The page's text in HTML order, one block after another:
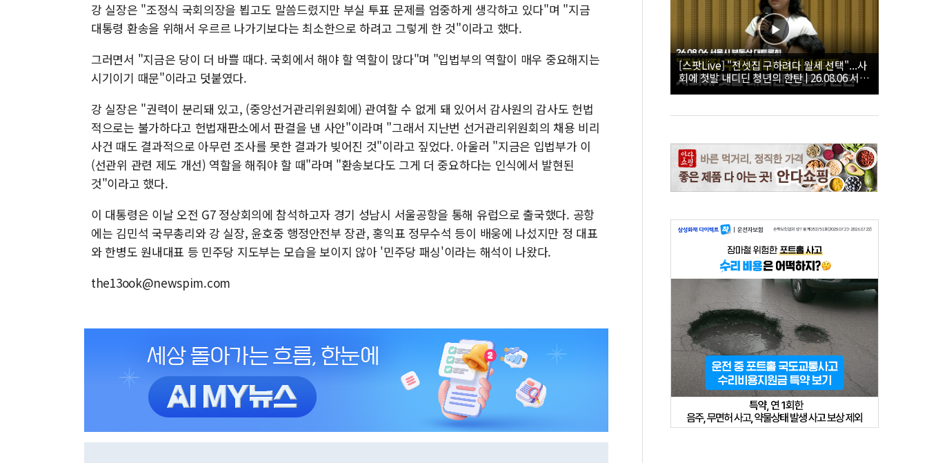
강 실장은 "조정식 국회의장을 뵙고도 말씀드렸지만 부실 투표 문제를 엄중하게 생각하고 있다"며 "지금
대통령 환송을 위해서 우르르 나가기보다는 최소한으로 하려고 그렇게 한 것"이라고 했다.
그러면서 "지금은 당이 더 바쁠 때다. 국회에서 해야 할 역할이 많다"며 "입법부의 역할이 매우 중요해지는
시기이기 때문"이라고 덧붙였다.
강 실장은 "권력이 분리돼 있고, (중앙선거관리위원회에) 관여할 수 없게 돼 있어서 감사원의 감사도 헌법
적으로는 불가하다고 헌법재판소에서 판결을 낸 사안"이라며 "그래서 지난번 선거관리위원회의 채용 비리
사건 때도 결과적으로 아무런 조사를 못한 결과가 빚어진 것"이라고 짚었다. 아울러 "지금은 입법부가 이
(선관위 관련 제도 개선) 역할을 해줘야 할 때"라며 "환송보다도 그게 더 중요하다는 인식에서 발현된
것"이라고 했다.
이 대통령은 이날 오전 G7 정상회의에 참석하고자 경기 성남시 서울공항을 통해 유럽으로 출국했다. 공항
에는 김민석 국무총리와 강 실장, 윤호중 행정안전부 장관, 홍익표 정무수석 등이 배웅에 나섰지만 정 대표
와 한병도 원내대표 등 민주당 지도부는 모습을 보이지 않아 '민주당 패싱'이라는 해석이 나왔다.
the13ook@newspim.com
[스팟Live] "전셋집 구하려다 월세 선택"...사
회에 첫발 내디딘 청년의 한탄 | 26.08.06 서울
시 부동산 대토론회